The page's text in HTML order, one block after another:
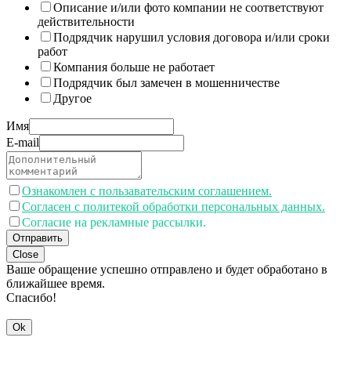
Описание и/или фото компании не соответствуют
действительности
Подрядчик нарушил условия договора и/или сроки
работ
Компания больше не работает
Подрядчик был замечен в мошенничестве
Другое
Имя
E-mail
Ознакомлен с пользавательским соглашением.
Согласен с политекой обработки персональных данных.
Согласие на рекламные рассылки.
Отправить
Close
Ваше обращение успешно отправлено и будет обработано в
ближайшее время.
Спасибо!
Ok